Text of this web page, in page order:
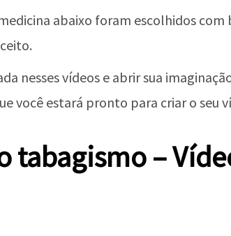
abaixo foram escolhidos
nesses vídeos e abrir sua
você estará pronto para criar o seu
tabagismo –